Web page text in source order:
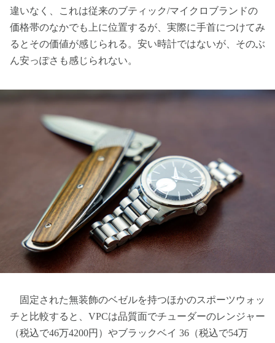
違いなく、これは従来のブティック/マイクロブランドの
価格帯のなかでも上に位置するが、実際に手首につけてみ
るとその価値が感じられる。安い時計ではないが、そのぶ
ん安っぽさも感じられない。
固定された無装飾のベゼルを持つほかのスポーツウォッ
チと比較すると、VPCは品質面でチューダーのレンジャー
（税込で46万4200円）やブラックベイ 36（税込で54万